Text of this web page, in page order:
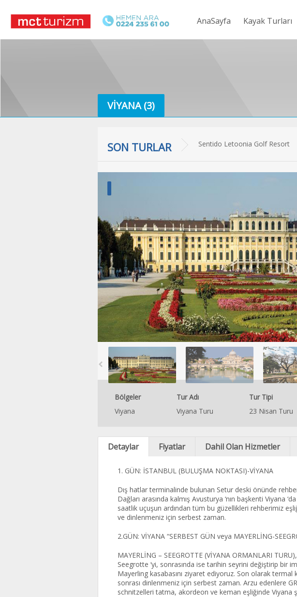
AnaSayfa Kayak Turları
VIYANA (3)
SON TURLAR Termal Otel Konaklamalı
Bölgeler
Viyana
Tur Adı
Viyana Turu
Tur Tipi
23 Nisan Turu
Detaylar Fiyatlar Dahil Olan Hizmetler
1. GÜN: İSTANBUL (BULUŞMA NOKTASI)-VİYANA
Dış hatlar terminalinde bulunan Setur deski önünde
Dağları arasında kalmış Avusturya ‘nın başkenti Viyana
saatlik uçuşun ardından tüm bu güzellikleri rehberimiz
ve dinlenmeniz için serbest zaman.
2.GÜN: VİYANA “SERBEST GÜN veya MAYERLİNG-
MAYERLİNG – SEEGROTTE (VİYANA ORMANLARI
Seegrotte ‘yi, sonrasında ise tarihin seyrini değiştirip bir
Mayerling kasabasını ziyaret ediyoruz. Son olarak termal
sonrası dinlenmeniz için serbest zaman. Arzu edenlere
schnitzelleri tatma, akordeon ve keman eşliğinde Viyana